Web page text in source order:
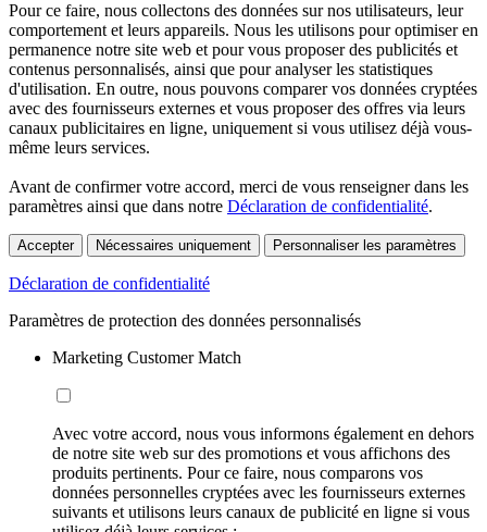
Pour ce faire, nous collectons des données sur nos utilisateurs, leur
comportement et leurs appareils. Nous les utilisons pour optimiser en
permanence notre site web et pour vous proposer des publicités et
contenus personnalisés, ainsi que pour analyser les statistiques
d'utilisation. En outre, nous pouvons comparer vos données cryptées
avec des fournisseurs externes et vous proposer des offres via leurs
canaux publicitaires en ligne, uniquement si vous utilisez déjà vous-
même leurs services.
Avant de confirmer votre accord, merci de vous renseigner dans les
paramètres ainsi que dans notre Déclaration de confidentialité.
Accepter Nécessaires uniquement Personnaliser les paramètres
Déclaration de confidentialité
Paramètres de protection des données personnalisés
Marketing Customer Match
Avec votre accord, nous vous informons également en dehors
de notre site web sur des promotions et vous affichons des
produits pertinents. Pour ce faire, nous comparons vos
données personnelles cryptées avec les fournisseurs externes
suivants et utilisons leurs canaux de publicité en ligne si vous